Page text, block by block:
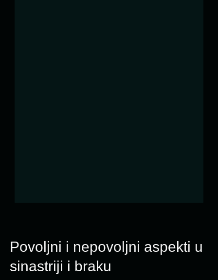
Povoljni i nepovoljni aspekti u
sinastriji i braku